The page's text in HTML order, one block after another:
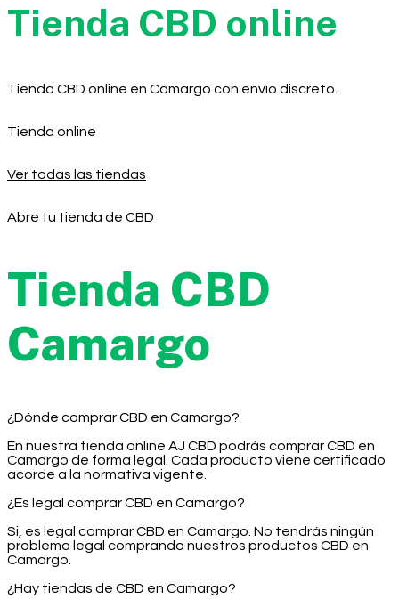
Tienda CBD online
Tienda CBD online en Camargo con envío discreto.
Tienda online
Ver todas las tiendas
Abre tu tienda de CBD
Tienda CBD
Camargo
¿Dónde comprar CBD en Camargo?
En nuestra tienda online AJ CBD podrás comprar CBD en
Camargo de forma legal. Cada producto viene certificado
acorde a la normativa vigente.
¿Es legal comprar CBD en Camargo?
Si, es legal comprar CBD en Camargo. No tendrás ningún
problema legal comprando nuestros productos CBD en
Camargo.
¿Hay tiendas de CBD en Camargo?